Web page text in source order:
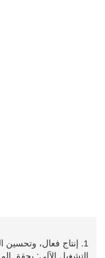
1. إنتاج فعال، وتحسين الكفاءة التشغيلية بشكل كبير
التشغيل الآلي: يحقق